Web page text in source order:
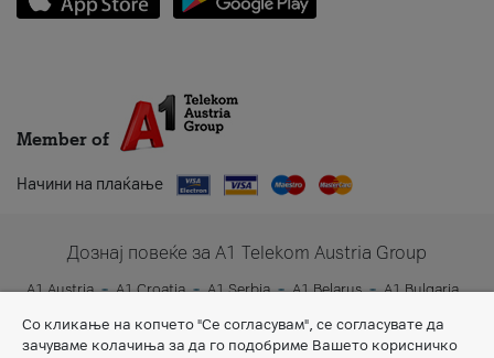
Member of
Начини на плаќање
Дознај повеќе за A1 Telekom Austria Group
A1 Austria A1 Croatia A1 Serbia A1 Belarus
A1 Bulgaria
A1 Slovenia
A1 Digital
Со кликање на копчето "Се согласувам", се согласувате да
зачуваме колачиња за да го подобриме Вашето корисничко